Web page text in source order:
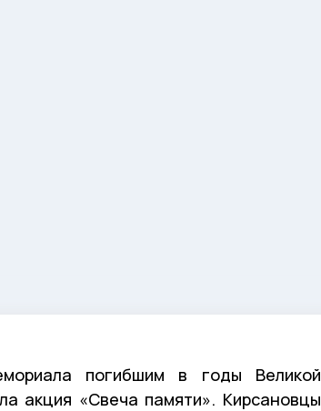
погибшим в годы Великой
акция «Свеча памяти». Кирсановцы